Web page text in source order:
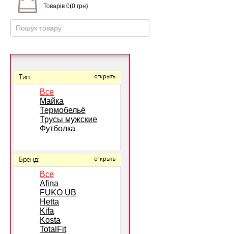
Товарів 0(0 грн)
Тип: открыть
Все
Майка
Термобельё
Трусы мужские
Футболка
Бренд: открыть
Все
Afina
FUKO UB
Hetta
Kifa
Kosta
TotalFit